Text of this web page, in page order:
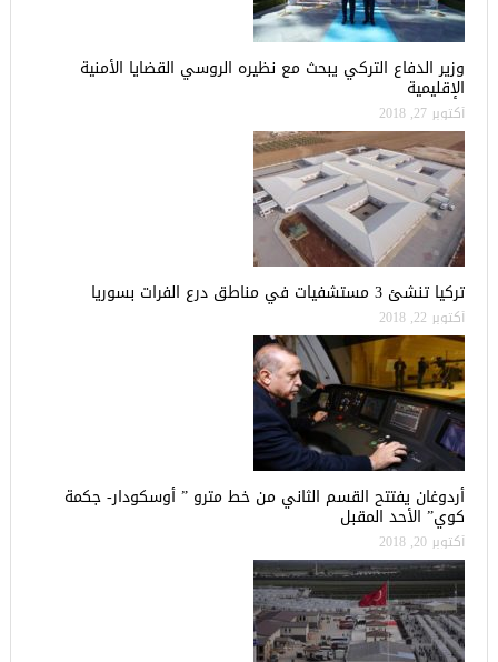
وزير الدفاع التركي يبحث مع نظيره الروسي القضايا الأمنية
الإقليمية
أكتوبر 27, 2018
تركيا تنشئ 3 مستشفيات في مناطق درع الفرات بسوريا
أكتوبر 22, 2018
أردوغان يفتتح القسم الثاني من خط مترو ” أوسكودار- جكمة
كوي” الأحد المقبل
أكتوبر 20, 2018